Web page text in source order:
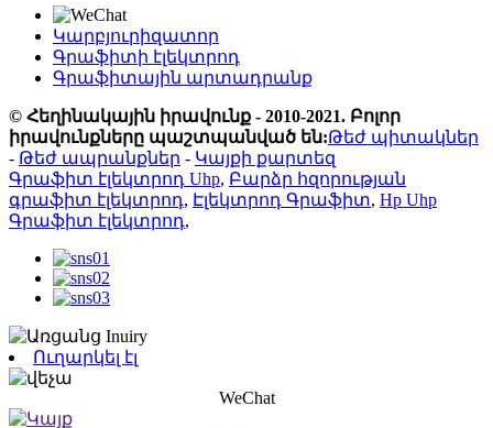
Կարբյուրիզատոր
Գրաֆիտի էլեկտրոդ
Գրաֆիտային արտադրանք
© Հեղինակային իրավունք - 2010-2021. Բոլոր
իրավունքները պաշտպանված են:Թեժ պիտակներ
- Թեժ ապրանքներ - Կայքի քարտեզ
Գրաֆիտ էլեկտրոդ Uhp, Բարձր հզորության
գրաֆիտ էլեկտրոդ, Էլեկտրոդ Գրաֆիտ, Hp Uhp
Գրաֆիտ էլեկտրոդ,
Ուղարկել էլ
WeChat